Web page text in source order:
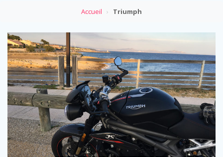
Accueil › Triumph